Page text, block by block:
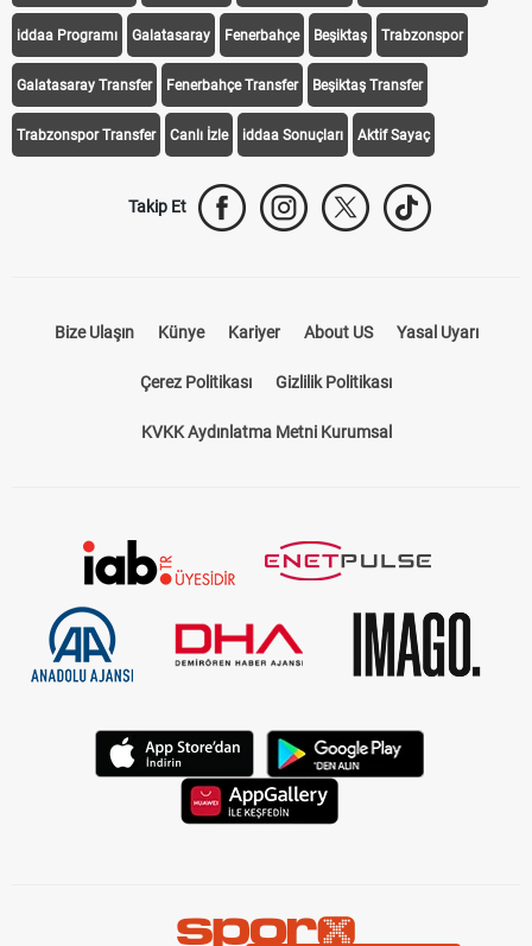
iddaa Programı Galatasaray Fenerbahçe Beşiktaş Trabzonspor
Galatasaray Transfer Fenerbahçe Transfer Beşiktaş Transfer
Trabzonspor Transfer Canlı İzle iddaa Sonuçları Aktif Sayaç
Takip Et
Bize Ulaşın Künye Kariyer About US Yasal Uyarı
Çerez Politikası Gizlilik Politikası
KVKK Aydınlatma Metni Kurumsal